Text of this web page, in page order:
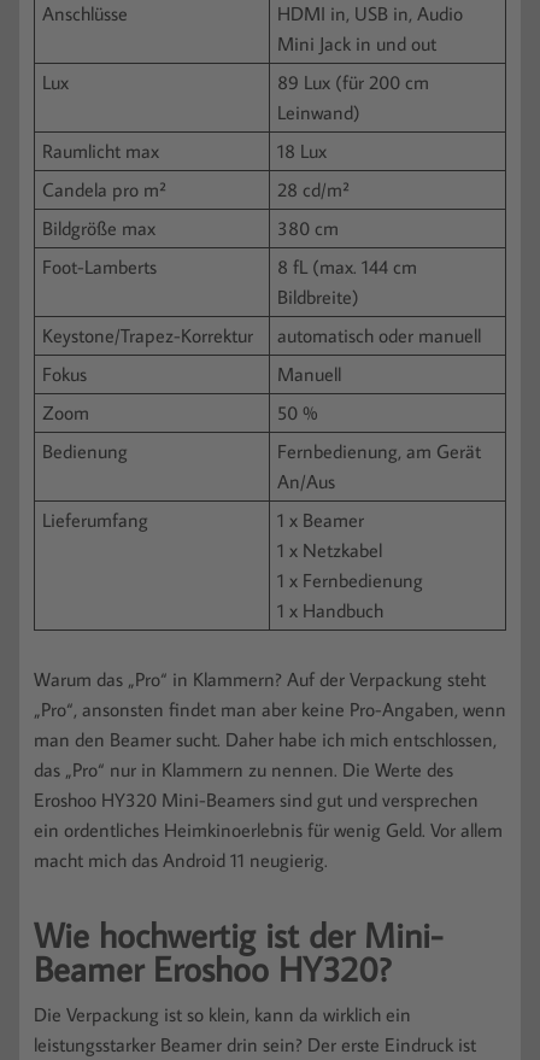
Anschlüsse
HDMI in, USB in, Audio
Mini Jack in und out
Lux
89 Lux (für 200 cm
Leinwand)
Raumlicht max
18 Lux
Candela pro m²
28 cd/m²
Bildgröße max
380 cm
Foot-Lamberts
8 fL (max. 144 cm
Bildbreite)
Keystone/Trapez-Korrektur
automatisch oder manuell
Fokus
Manuell
Zoom
50 %
Bedienung
Fernbedienung, am Gerät
An/Aus
Lieferumfang
1 x Beamer
1 x Netzkabel
1 x Fernbedienung
1 x Handbuch
Warum das „Pro“ in Klammern? Auf der Verpackung steht
„Pro“, ansonsten findet man aber keine Pro-Angaben, wenn
man den Beamer sucht. Daher habe ich mich entschlossen,
das „Pro“ nur in Klammern zu nennen. Die Werte des
Eroshoo HY320 Mini-Beamers sind gut und versprechen
ein ordentliches Heimkinoerlebnis für wenig Geld. Vor allem
macht mich das Android 11 neugierig.
Wie hochwertig ist der Mini-
Beamer Eroshoo HY320?
Die Verpackung ist so klein, kann da wirklich ein
leistungsstarker Beamer drin sein? Der erste Eindruck ist